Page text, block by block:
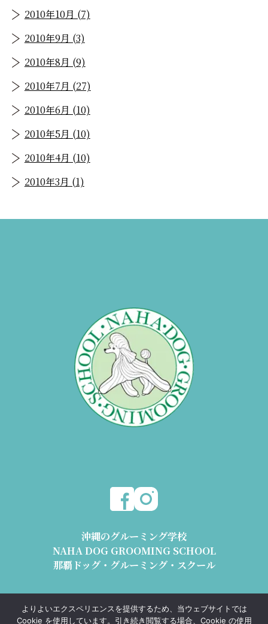
2010年10月 (7)
2010年9月 (3)
2010年8月 (9)
2010年7月 (27)
2010年6月 (10)
2010年5月 (10)
2010年4月 (10)
2010年3月 (1)
沖縄のグルーミング学校
NAHA DOG GROOMING SCHOOL
那覇ドッグ・グルーミング・スクール
〒904-2426 沖縄県うるま市与那城平安座8178-2 1階
動物取扱業 沖動保第1193号 沖動販第1193号
よりよいエクスペリエンスを提供するため、当ウェブサイトでは
Cookie を使用しています。引き続き閲覧する場合、Cookie の使用